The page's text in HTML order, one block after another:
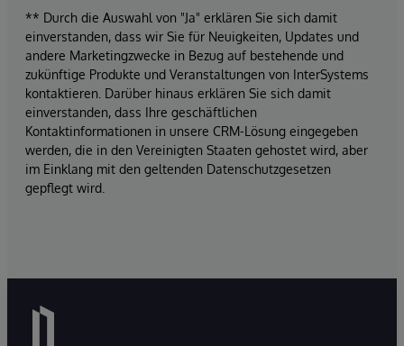
** Durch die Auswahl von "Ja" erklären Sie sich damit
einverstanden, dass wir Sie für Neuigkeiten, Updates und
andere Marketingzwecke in Bezug auf bestehende und
zukünftige Produkte und Veranstaltungen von InterSystems
kontaktieren. Darüber hinaus erklären Sie sich damit
einverstanden, dass Ihre geschäftlichen
Kontaktinformationen in unsere CRM-Lösung eingegeben
werden, die in den Vereinigten Staaten gehostet wird, aber
im Einklang mit den geltenden Datenschutzgesetzen
gepflegt wird.